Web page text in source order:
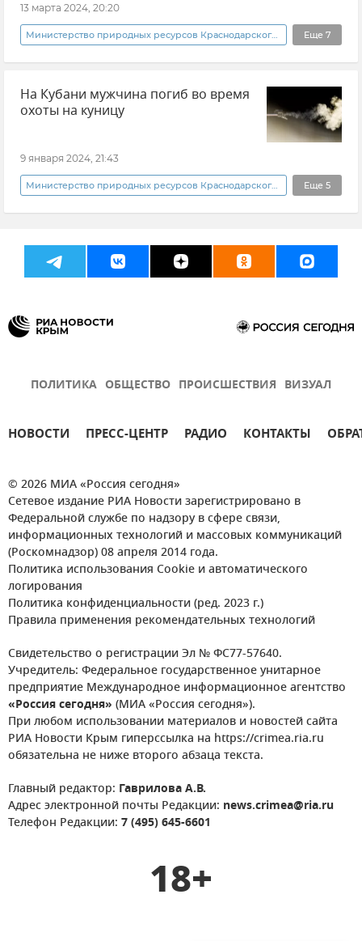
13 марта 2024, 20:20
Еще 7
Министерство природных ресурсов Краснодарского края
10 лет Крымской весне Крым Ялта
Новости Крыма Янина Павленко
Благоустройство
На Кубани мужчина погиб во время
охоты на куницу
9 января 2024, 21:43
Еще 5
Министерство природных ресурсов Краснодарского края
Кубань Охота Краснодарский край
Происшествия Новости
ПОЛИТИКА ОБЩЕСТВО ПРОИСШЕСТВИЯ ВИЗУАЛ
НОВОСТИ ПРЕСС-ЦЕНТР РАДИО КОНТАКТЫ
© 2026 МИА «Россия сегодня»
Сетевое издание РИА Новости зарегистрировано в
Федеральной службе по надзору в сфере связи,
информационных технологий и массовых коммуникаций
(Роскомнадзор) 08 апреля 2014 года.
Политика использования Cookie и автоматического
логирования
Политика конфиденциальности (ред. 2023 г.)
Правила применения рекомендательных технологий
Свидетельство о регистрации Эл № ФС77-57640.
Учредитель: Федеральное государственное унитарное
предприятие Международное информационное агентство
«Россия сегодня» (МИА «Россия сегодня»).
При любом использовании материалов и новостей сайта
РИА Новости Крым гиперссылка на https://crimea.ria.ru
обязательна не ниже второго абзаца текста.
Главный редактор: Гаврилова А.В.
Адрес электронной почты Редакции: news.crimea@ria.ru
Телефон Редакции: 7 (495) 645-6601
18+